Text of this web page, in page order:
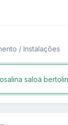
/ Instalações
saloá